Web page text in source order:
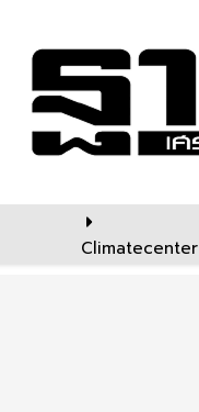
Climatecenter